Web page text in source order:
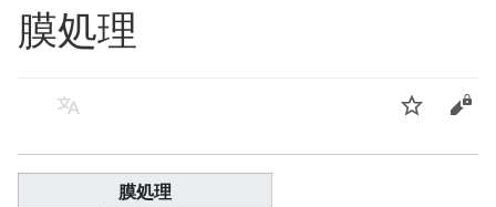
膜処理
言語 ウォッチソ
膜処理